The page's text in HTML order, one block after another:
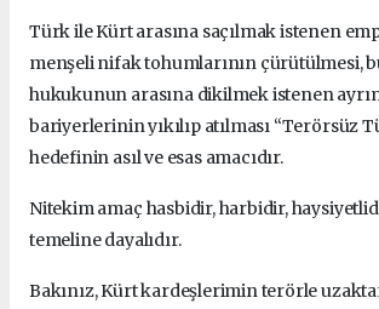
Türk ile Kürt arasına saçılmak istenen
menşeli nifak tohumlarının çürütülmesi,
hukukunun arasına dikilmek istenen
bariyerlerinin yıkılıp atılması “Terörsüz
hedefinin asıl ve esas amacıdır.
Nitekim amaç hasbidir, harbidir,
temeline dayalıdır.
Bakınız, Kürt kardeşlerimin terörle